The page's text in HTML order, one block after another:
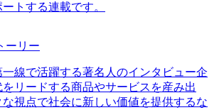
トする連載です。
ーリー
一線で活躍する著名人のインタビュー企
リードする商品やサービスを産み出
視点で社会に新しい価値を提供するな